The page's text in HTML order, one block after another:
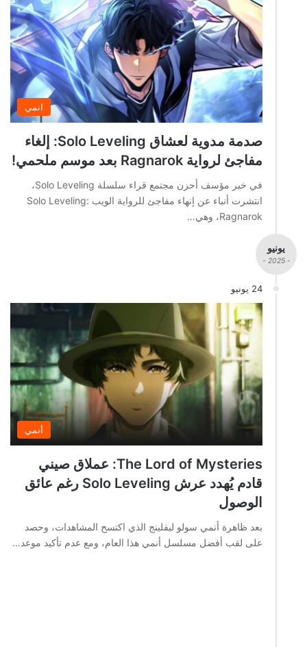
انمي
صدمة مدوية لعشاق Solo Leveling: إلغاء
مفاجئ لرواية Ragnarok بعد موسم ملحمي!
في خبر مؤسف أحزن مجتمع قراء سلسلة Solo Leveling،
انتشرت أنباء عن إنهاء مفاجئ للرواية الويب Solo Leveling:
Ragnarok، وهي…
يونيو
- 2025 -
24 يونيو
أنمي
The Lord of Mysteries: عملاق صيني
قادم يُهدد عرش Solo Leveling رغم عائق
الوصول
بعد ظاهرة أنمي سولو ليفلينج الذي اكتسح المشاهدات، وحصد
على لقب أفضل مسلسل أنمي هذا العام، ومع عدم تأكيد موعد…